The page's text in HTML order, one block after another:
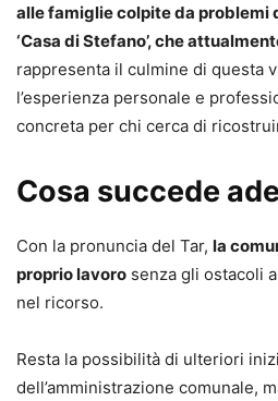
alle famiglie colpite da problemi
‘Casa di Stefano’, che
rappresenta il culmine di questa
l’esperienza personale e
concreta per chi cerca di
Cosa succede
Con la pronuncia del Tar, la
proprio lavoro senza gli ostacoli
nel ricorso.
Resta la possibilità di ulteriori
dell’amministrazione comunale,